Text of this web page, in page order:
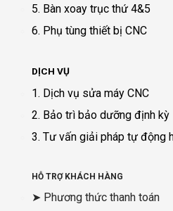
5. Bàn xoay trục thứ 4&5
6. Phụ tùng thiết bị CNC
DỊCH VỤ
1. Dịch vụ sửa máy CNC
2. Bảo trì bảo dưỡng định kỳ
3. Tư vấn giải pháp tự động
HỖ TRỢ KHÁCH HÀNG
➤ Phương thức thanh toán